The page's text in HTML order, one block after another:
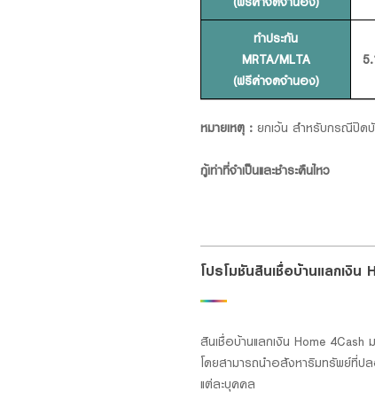
ทำประกัน
MRTA/MLTA
(ฟรีค่าจดจำนอง)
หมายเหตุ : ยกเว้น สำหรับกรณีปิดบั
กู้เท่าที่จำเป็นและชำระคืนไหว
โปรโมชันสินเชื่อบ้านแลกเงิน
สินเชื่อบ้านแลกเงิน Home
โดยสามารถนำอสังหาริมทรัพย์ที่ปล
แต่ละบุคคล